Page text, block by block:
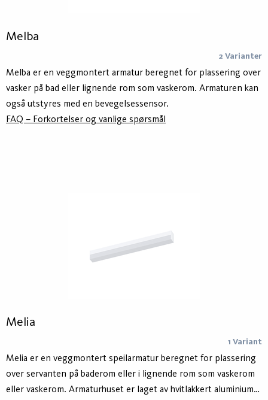
Melba
2 Varianter
Melba er en veggmontert armatur beregnet for plassering over
vasker på bad eller lignende rom som vaskerom. Armaturen kan
også utstyres med en bevegelsessensor.
FAQ – Forkortelser og vanlige spørsmål
Melia
1 Variant
Melia er en veggmontert speilarmatur beregnet for plassering
over servanten på baderom eller i lignende rom som vaskerom
eller vaskerom. Armaturhuset er laget av hvitlakkert aluminium